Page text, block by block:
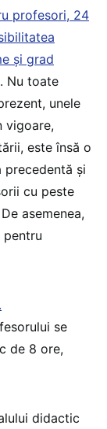
profesori, 24
și grad
Nu toate
unele
vigoare,
este însă o
precedentă și
cu peste
asemenea,
pentru
se
de 8 ore,
didactic